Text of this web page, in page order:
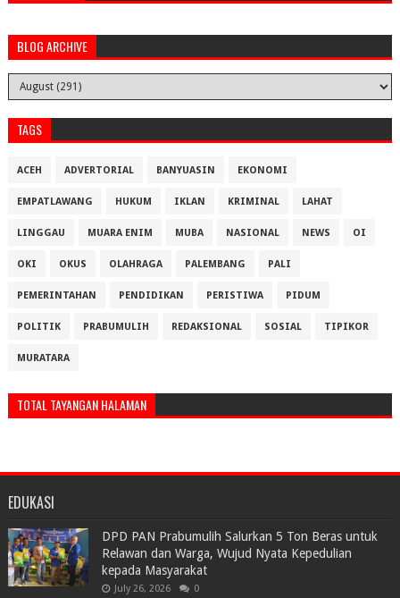
BLOG ARCHIVE
TAGS
ACEH ADVERTORIAL BANYUASIN EKONOMI
EMPATLAWANG HUKUM IKLAN KRIMINAL LAHAT
LINGGAU MUARA ENIM MUBA NASIONAL NEWS OI
OKI OKUS OLAHRAGA PALEMBANG PALI
PEMERINTAHAN PENDIDIKAN PERISTIWA PIDUM
POLITIK PRABUMULIH REDAKSIONAL SOSIAL TIPIKOR
MURATARA
TOTAL TAYANGAN HALAMAN
EDUKASI
DPD PAN Prabumulih Salurkan 5 Ton Beras untuk
Relawan dan Warga, Wujud Nyata Kepedulian
kepada Masyarakat
July 26, 2026 0